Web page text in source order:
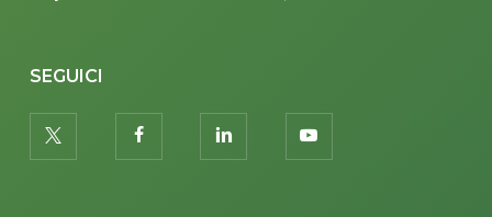
SEGUICI
twitter facebooklinkedin youtube